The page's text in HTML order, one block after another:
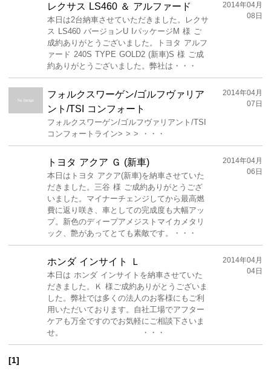
レクサス LS460 ＆ アルファード
本日は2台納車させていただきました。レクサ
ス LS460 バージョンU IパッケージM 様 ご
成約ありがとうございました。トヨタ アルフ
ァード 240S TYPE GOLD2 (新車)S 様 ご成
約ありがとうございました。弊社は・・・
2014年04月
08日
フォルクスワーゲン/ゴルフヴァリア
ント/TSI コンフォート
フォルクスワーゲン/ゴルフヴァリアント/TSI
コンフォートライン> > > ・・・
2014年04月
07日
トヨタ アクア Ｇ (新車)
本日はトヨタ アクア(新車)を納車させていた
だきました。三谷 様 ご成約ありがとうござ
いました。マイナーチェンジしてから最高燃
費に返り咲き、車としての完成度も大幅アッ
プ。新色のディープアメジストマイカメタリ
ック、艶があってとても素敵です。・・・
2014年04月
06日
ホンダ インサイト Ｌ
本日は ホンダ インサイトを納車させていた
だきました。Ｋ 様ご成約ありがとうございま
した。弊社では多くの法人のお客様にもご利
用いただいております。自社工場でアフター
ケアも万全ですのでお気軽にご相談下さいま
せ。 ・・・
2014年04月
04日
[1]